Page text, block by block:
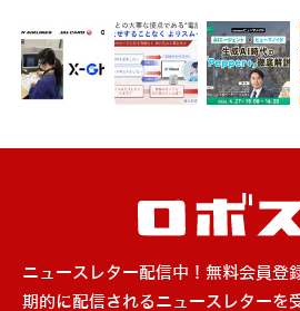
ニュースレター配信中！無料会員登
期的に配信されるニュースレターを